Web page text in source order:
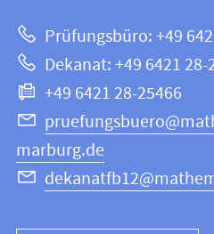
Website
und
Informatik
Prüfungsbüro: +49
Dekanat: +49 6421 28-
+49 6421 28-25466
marburg.de